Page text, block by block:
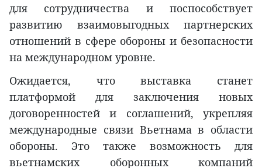
для сотрудничества и поспособствует
развитию взаимовыгодных партнерских
отношений в сфере обороны и безопасности
на международном уровне.
Ожидается, что выставка станет
платформой для заключения новых
договоренностей и соглашений, укрепляя
международные связи Вьетнама в области
обороны. Это также возможность для
вьетнамских оборонных компаний